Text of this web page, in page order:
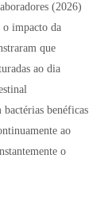
(2026)
o impacto da
que
ao dia
benéficas
ao
o